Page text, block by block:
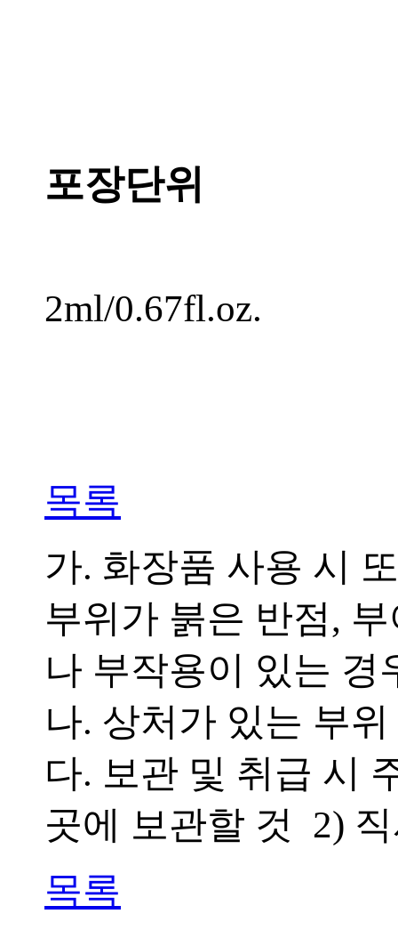
포장단위
2ml/0.67fl.oz.
목록
가. 화장품 사용 시
부위가 붉은 반점,
나 부작용이 있는
나. 상처가 있는 부
다. 보관 및 취급 시
곳에 보관할 것 2)
목록